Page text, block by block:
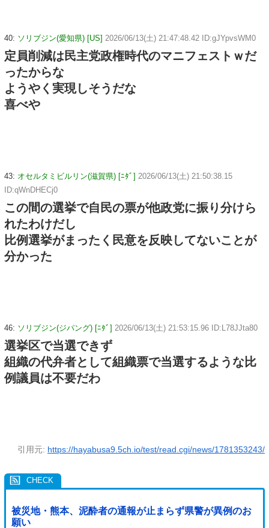
40: ソリブジン(愛知県) [US] 2026/06/13(土) 21:47:48.42 ID:gJYpvsWM0
定員削減は民主党政権時代のマニフェストｗだ
ったからな
ようやく実現しそうだな
喜べや
43: オセルタミビルリン(滋賀県) [ﾆﾀﾞ] 2026/06/13(土) 21:50:38.15
ID:qWnDHECj0
この間の選挙で自民の票が他政党に振り分けら
れたわけだし
比例選挙がまったく民意を反映してないことが
分かった
46: ソリブジン(ジパング) [ﾆﾀﾞ] 2026/06/13(土) 21:53:15.96 ID:L78JJta80
選挙区で当選できず
組織の代弁者として組織票で当選するような比
例議員は不要だわ
引用元: https://hayabusa9.5ch.io/test/read.cgi/news/1781353243/
被災地・熊本、泥酔者の通報が止まらず県警が異例のお
願い